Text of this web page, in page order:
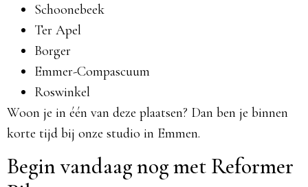
Schoonebeek
Ter Apel
Borger
Emmer-Compascuum
Roswinkel
Woon je in één van deze plaatsen? Dan ben je binnen
korte tijd bij onze studio in Emmen.
Begin vandaag nog met Reformer